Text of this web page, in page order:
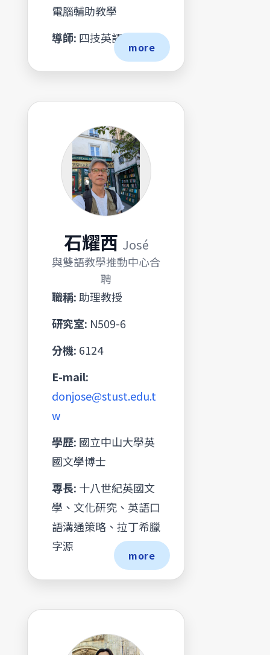
電腦輔助教學
導師: 四技英語三甲
more
石耀西 José
與雙語教學推動中心合
聘
職稱:助理教授
研究室: N509-6
分機: 6124
E-mail:
donjose@stust.edu.t
w
學歷: 國立中山大學英
國文學博士
專長: 十八世紀英國文
學、文化研究、英語口
語溝通策略、拉丁希臘
字源
more